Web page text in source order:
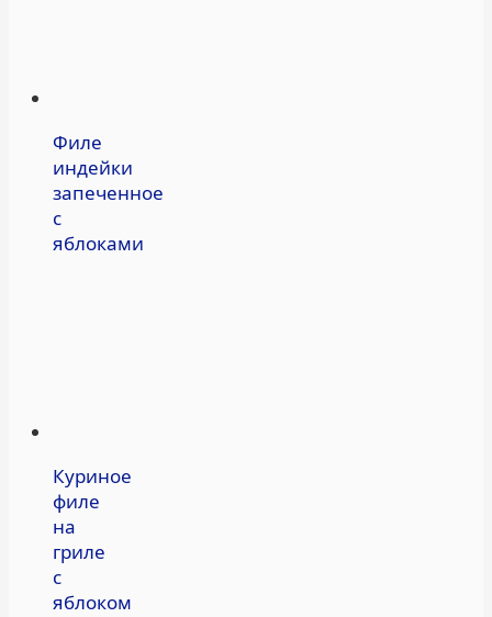
Филе
индейки
запеченное
с
яблоками
Куриное
филе
на
гриле
с
яблоком